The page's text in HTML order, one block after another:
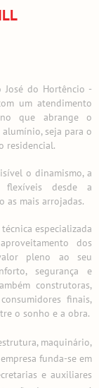
José do Hortêncio -
um atendimento
que abrange o
seja para o
residencial.
o dinamismo, a
desde a
as mais arrojadas.
especializada
dos
pleno ao seu
segurança e
construtoras,
finais,
o sonho e a obra.
maquinário,
funda-se em
e auxiliares